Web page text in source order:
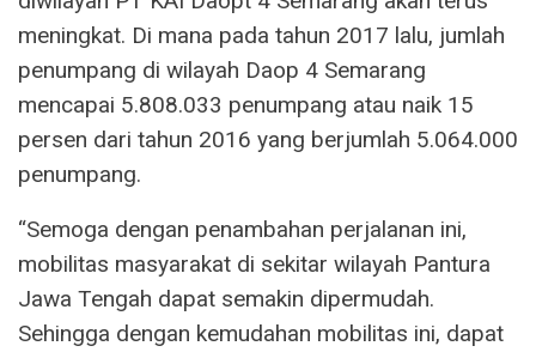
meningkat. Di mana pada tahun 2017 lalu, jumlah
penumpang di wilayah Daop 4 Semarang
mencapai 5.808.033 penumpang atau naik 15
persen dari tahun 2016 yang berjumlah 5.064.000
penumpang.
“Semoga dengan penambahan perjalanan ini,
mobilitas masyarakat di sekitar wilayah Pantura
Jawa Tengah dapat semakin dipermudah.
Sehingga dengan kemudahan mobilitas ini, dapat